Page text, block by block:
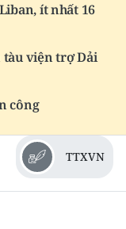
ít nhất 16
tàu viện trợ Dải
công
TTXVN